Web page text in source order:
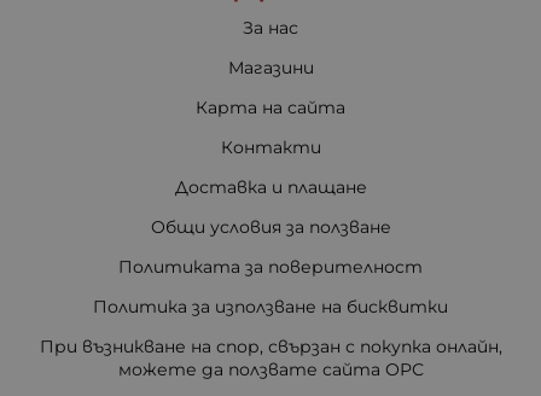
За нас
Магазини
Карта на сайта
Контакти
Доставка и плащане
Общи условия за ползване
Политиката за поверителност
Политика за използване на бисквитки
При възникване на спор, свързан с покупка онлайн,
можете да ползвате сайта ОРС